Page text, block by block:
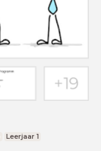
Leerjaar 1